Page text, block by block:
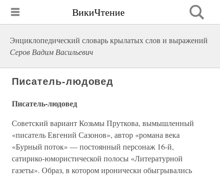
ВикиЧтение
Энциклопедический словарь крылатых слов и выражений
Серов Вадим Васильевич
Писатель-людовед
Писатель-людовед
Советский вариант Козьмы Пруткова, вымышленный
«писатель Евгений Сазонов», автор «романа века
«Бурный поток» — постоянный персонаж 16-й,
сатирико-юмористической полосы «Литературной
газеты». Образ, в котором иронически обыгрывались